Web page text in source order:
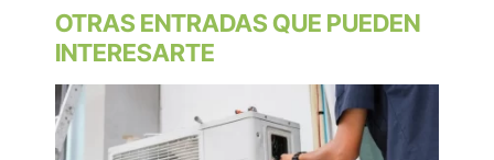
OTRAS ENTRADAS QUE PUEDEN
INTERESARTE